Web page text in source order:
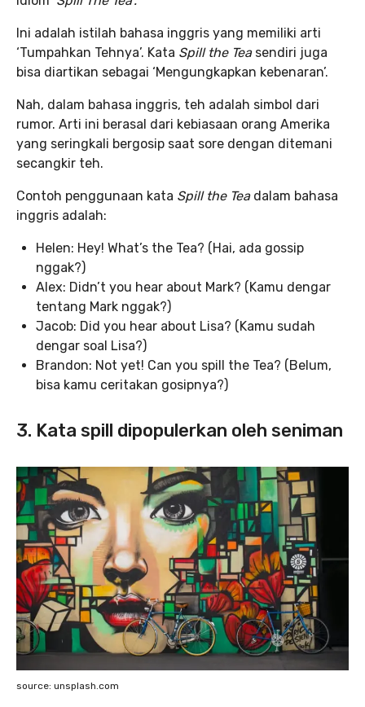
Ini adalah istilah bahasa inggris yang memiliki arti
‘Tumpahkan Tehnya’. Kata Spill the Tea sendiri juga
bisa diartikan sebagai ‘Mengungkapkan kebenaran’.
Nah, dalam bahasa inggris, teh adalah simbol dari
rumor. Arti ini berasal dari kebiasaan orang Amerika
yang seringkali bergosip saat sore dengan ditemani
secangkir teh.
Contoh penggunaan kata Spill the Teadalam bahasa
inggris adalah:
Helen: Hey! What’s the Tea? (Hai, ada gossip
nggak?)
Alex: Didn’t you hear about Mark? (Kamu dengar
tentang Mark nggak?)
Jacob: Did you hear about Lisa? (Kamu sudah
dengar soal Lisa?)
Brandon: Not yet! Can you spill the Tea? (Belum,
bisa kamu ceritakan gosipnya?)
3. Kata spill dipopulerkan oleh seniman
source: unsplash.com